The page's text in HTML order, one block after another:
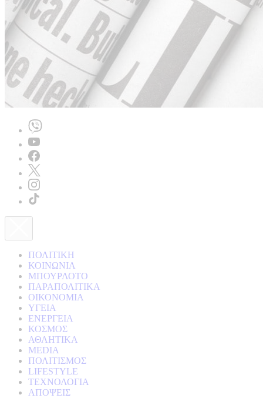
ΠΟΛΙΤΙΚΗ
ΚΟΙΝΩΝΙΑ
ΜΠΟΥΡΛΟΤΟ
ΠΑΡΑΠΟΛΙΤΙΚΑ
ΟΙΚΟΝΟΜΙΑ
ΥΓΕΙΑ
ΕΝΕΡΓΕΙΑ
ΚΟΣΜΟΣ
ΑΘΛΗΤΙΚΑ
MEDIA
ΠΟΛΙΤΙΣΜΟΣ
LIFESTYLE
ΤΕΧΝΟΛΟΓΙΑ
ΑΠΟΨΕΙΣ